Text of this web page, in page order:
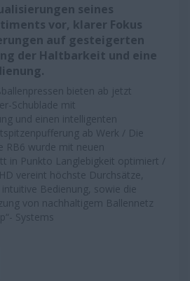
seines
vor, klarer Fokus
auf gesteigerten
der Haltbarkeit und eine
bieten ab jetzt
Schublade mit
und einen intelligenten
ab Werk / Die
RB6 wurde mit neuen
in Punkto Langlebigkeit optimiert /
vereint höchste Durchsätze,
Bedienung, sowie die
von nachhaltigem Ballennetz
Systems